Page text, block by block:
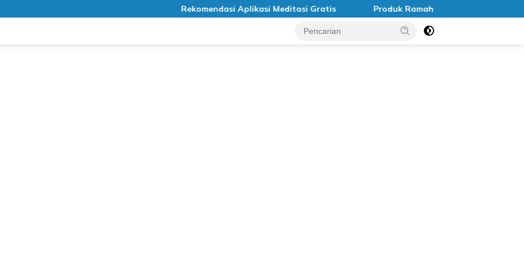
Rekomendasi Aplikasi Meditasi Gratis Produk Ramah Lingkungan di Indonesia